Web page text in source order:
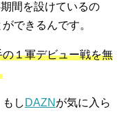
間を設けているの
できるんです。
１軍デビュー戦を無
し DAZN が気に入ら